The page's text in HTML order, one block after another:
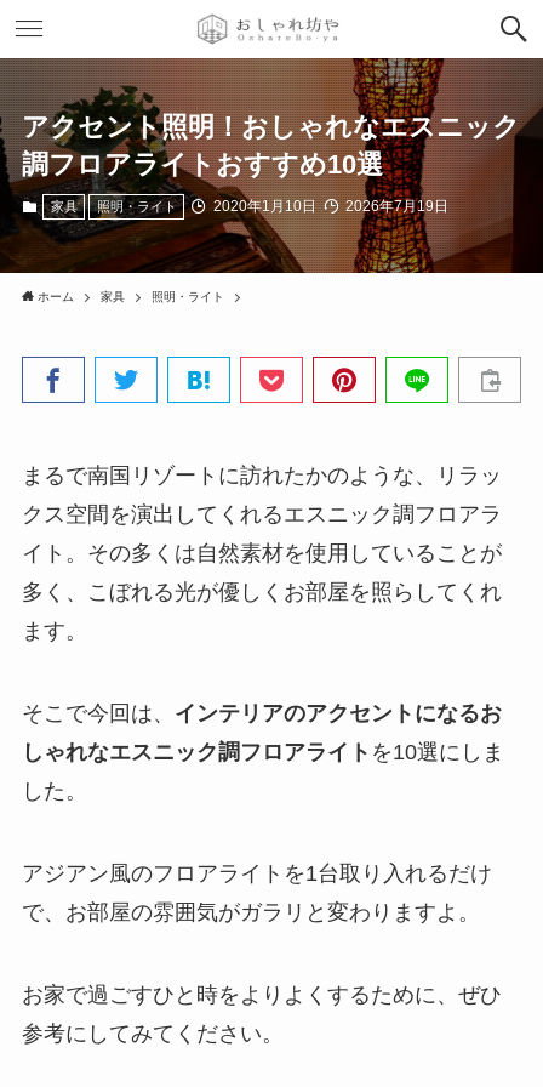
アクセント照明！おしゃれなエスニック
調フロアライトおすすめ10選
家具 照明・ライト 2020年1月10日 2026年7月19日
ホーム 家具 照明・ライト
まるで南国リゾートに訪れたかのような、リラッ
クス空間を演出してくれるエスニック調フロアラ
イト。その多くは自然素材を使用していることが
多く、こぼれる光が優しくお部屋を照らしてくれ
ます。
そこで今回は、 インテリアのアクセントになるお
しゃれなエスニック調フロアライト を10選にしま
した。
アジアン風のフロアライトを1台取り入れるだけ
で、お部屋の雰囲気がガラリと変わりますよ。
お家で過ごすひと時をよりよくするために、ぜひ
参考にしてみてください。